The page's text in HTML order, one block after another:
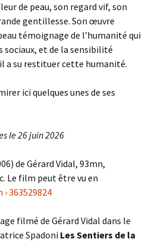
de peau, son regard vif, son
gentillesse. Son œuvre
témoignage de l’humanité qui
sociaux, et de la sensibilité
a su restituer cette humanité.
ici quelques unes de ses
le 26 juin 2026
de Gérard Vidal, 93mn,
Le film peut être vu en
363529824
filmé de Gérard Vidal dans le
Spadoni Les Sentiers de la